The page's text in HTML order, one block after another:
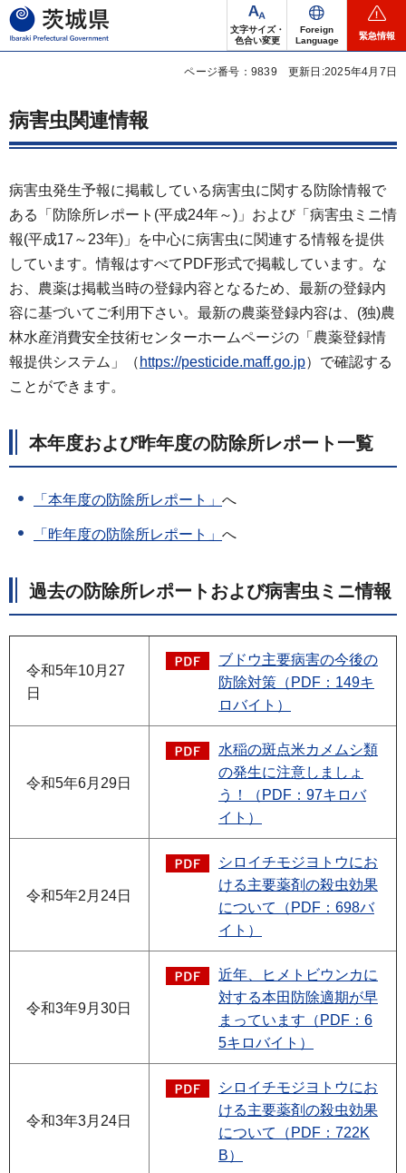
茨城県
文字サイズ・
色合い変更
Foreign
Language
緊急情報
ページ番号：9839 更新日:2025年4月7日
病害虫関連情報
病害虫発生予報に掲載している病害虫に関する防除情報で
ある「防除所レポート(平成24年～)」および「病害虫ミニ情
報(平成17～23年)」を中心に病害虫に関連する情報を提供
しています。情報はすべてPDF形式で掲載しています。な
お、農薬は掲載当時の登録内容となるため、最新の登録内
容に基づいてご利用下さい。最新の農薬登録内容は、(独)農
林水産消費安全技術センターホームページの「農薬登録情
報提供システム」（ https://pesticide.maff.go.jp）で確認する
ことができます。
本年度および昨年度の防除所レポート一覧
「本年度の防除所レポート」 へ
「昨年度の防除所レポート」 へ
過去の防除所レポートおよび病害虫ミニ情報
令和5年10月27
日
ブドウ主要病害の今後の
防除対策（PDF：149キ
ロバイト）
令和5年6月29日
水稲の斑点米カメムシ類
の発生に注意しましょ
う！（PDF：97キロバ
イト）
令和5年2月24日
シロイチモジヨトウにお
ける主要薬剤の殺虫効果
について（PDF：698バ
イト）
令和3年9月30日
近年、ヒメトビウンカに
対する本田防除適期が早
まっています（PDF：6
5キロバイト）
令和3年3月24日
シロイチモジヨトウにお
ける主要薬剤の殺虫効果
について（PDF：722K
B）